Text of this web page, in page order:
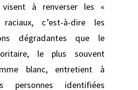
à renverser les «
c’est-à-dire les
dégradantes que le
le plus souvent
blanc, entretient à
personnes identifiées